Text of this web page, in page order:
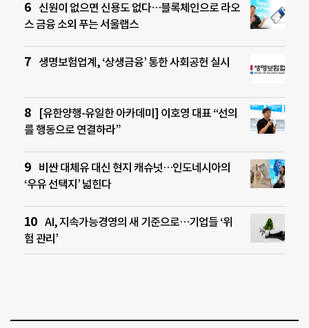
신원이 없으면 신용도 없다…블록체인으로 라오
스 금융 소외 푸는 서울랩스
생명보험업계, ‘상생금융’ 통한 사회공헌 실시
[유한양행-유일한 아카데미] 이호영 대표 “선의
를 행동으로 연결하라”
비싼 대체유 대신 현지 캐슈넛…인도네시아의
‘우유 선택지’ 넓힌다
AI, 지속가능경영의 새 기준으로…기업들 ‘위
험 관리’